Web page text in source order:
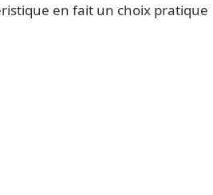
en fait un choix pratique